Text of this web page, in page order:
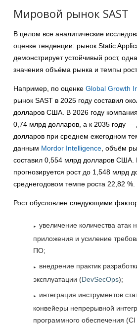
Мировой рынок SAST
В целом все аналитические
оценке тенденции: рынок Static
демонстрирует устойчивый рост,
значения объёма рынка и темпы
Например, по оценке Global Growth
рынок SAST в 2025 году составил
долларов США. В 2026 году
0,74 млрд долларов, а к 2035 году
долларов при среднем ежегодном
данным Mordor Intelligence, объём
составил 0,554 млрд долларов США.
прогнозируется рост до 1,548 млрд
среднегодовом темпе роста 22,82 %.
Рост обусловлен следующими
увеличение количества атак
приложения и усиление
ПО;
внедрение практик
эксплуатации (DevSecOps);
интеграция инструментов
конвейеры непрерывной
программного обеспечения (CI